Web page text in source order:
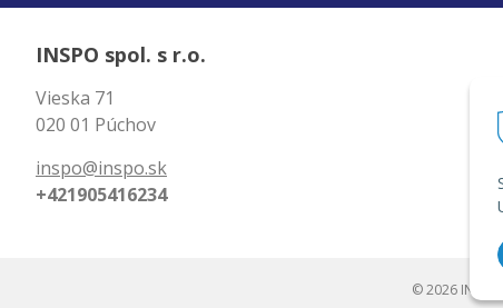
INSPO spol. s r.o.
Vieska 71
020 01 Púchov
inspo@inspo.sk
+421905416234
© 2026